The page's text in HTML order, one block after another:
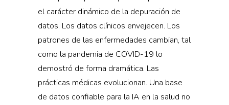
el carácter dinámico de la depuración de
datos. Los datos clínicos envejecen. Los
patrones de las enfermedades cambian, tal
como la pandemia de COVID-19 lo
demostró de forma dramática. Las
prácticas médicas evolucionan. Una base
de datos confiable para la IA en la salud no